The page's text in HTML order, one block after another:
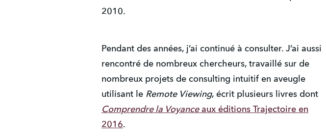
2010.
Pendant des années, j’ai continué à consulter. J’ai aussi
rencontré de nombreux chercheurs, travaillé sur de
nombreux projets de consulting intuitif en aveugle
utilisant le Remote Viewing, écrit plusieurs livres dont
Comprendre la Voyanceaux éditions Trajectoire en
2016.